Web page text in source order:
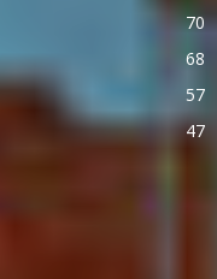
70
68
57
47